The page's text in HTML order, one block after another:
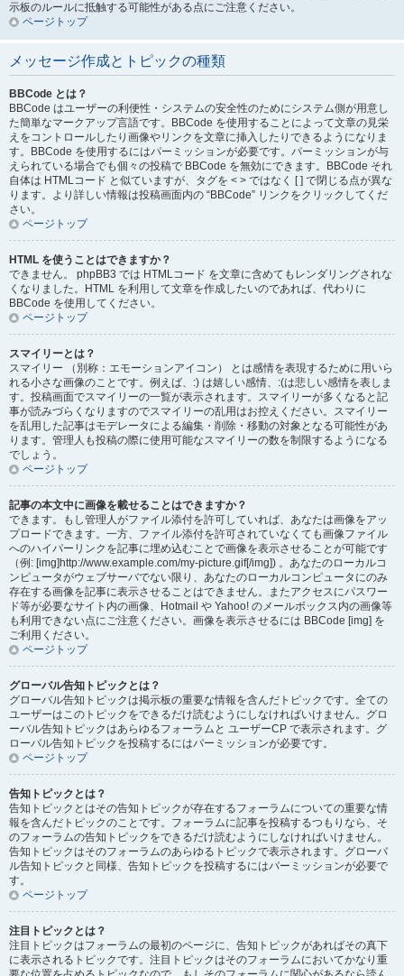
示板のルールに抵触する可能性がある点にご注意ください。
ページトップ
メッセージ作成とトピックの種類
BBCode とは？
BBCode はユーザーの利便性・システムの安全性のためにシステム側が用意し
た簡単なマークアップ言語です。BBCode を使用することによって文章の見栄
えをコントロールしたり画像やリンクを文章に挿入したりできるようになりま
す。BBCode を使用するにはパーミッションが必要です。パーミッションが与
えられている場合でも個々の投稿で BBCode を無効にできます。BBCode それ
自体は HTMLコード と似ていますが、タグを < > ではなく [ ] で閉じる点が異な
ります。より詳しい情報は投稿画面内の “BBCode” リンクをクリックしてくだ
さい。
ページトップ
HTML を使うことはできますか？
できません。 phpBB3 では HTMLコード を文章に含めてもレンダリングされな
くなりました。HTML を利用して文章を作成したいのであれば、代わりに
BBCode を使用してください。
ページトップ
スマイリーとは？
スマイリー （別称：エモーションアイコン） とは感情を表現するために用いら
れる小さな画像のことです。例えば、:) は嬉しい感情、:(は悲しい感情を表しま
す。投稿画面でスマイリーの一覧が表示されます。スマイリーが多くなると記
事が読みづらくなりますのでスマイリーの乱用はお控えください。スマイリー
を乱用した記事はモデレータによる編集・削除・移動の対象となる可能性があ
ります。管理人も投稿の際に使用可能なスマイリーの数を制限するようになる
でしょう。
ページトップ
記事の本文中に画像を載せることはできますか？
できます。もし管理人がファイル添付を許可していれば、あなたは画像をアッ
プロードできます。一方、ファイル添付を許可されていなくても画像ファイル
へのハイパーリンクを記事に埋め込むことで画像を表示させることが可能です
（例: [img]http://www.example.com/my-picture.gif[/img]) 。あなたのローカルコ
ンピュータがウェブサーバでない限り、あなたのローカルコンピュータにのみ
存在する画像を記事に表示させることはできません。またアクセスにパスワー
ド等が必要なサイト内の画像、Hotmail や Yahoo! のメールボックス内の画像等
も利用できない点にご注意ください。画像を表示させるには BBCode [img] を
ご利用ください。
ページトップ
グローバル告知トピックとは？
グローバル告知トピックは掲示板の重要な情報を含んだトピックです。全ての
ユーザーはこのトピックをできるだけ読むようにしなければいけません。グロ
ーバル告知トピックはあらゆるフォーラムと ユーザーCP で表示されます。グ
ローバル告知トピックを投稿するにはパーミッションが必要です。
ページトップ
告知トピックとは？
告知トピックとはその告知トピックが存在するフォーラムについての重要な情
報を含んだトピックのことです。フォーラムに記事を投稿するつもりなら、そ
のフォーラムの告知トピックをできるだけ読むようにしなければいけません。
告知トピックはそのフォーラムのあらゆるトピックで表示されます。グローバ
ル告知トピックと同様、告知トピックを投稿するにはパーミッションが必要で
す。
ページトップ
注目トピックとは？
注目トピックはフォーラムの最初のページに、告知トピックがあればその真下
に表示されるトピックです。注目トピックはそのフォーラムにおいてかなり重